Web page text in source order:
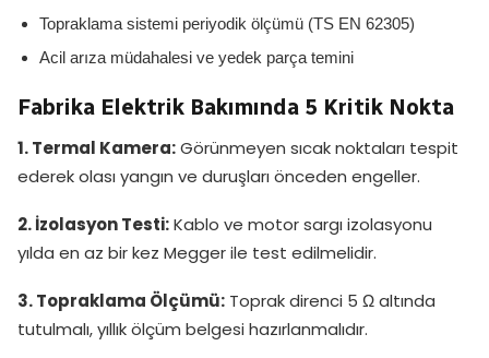
Topraklama sistemi periyodik ölçümü (TS EN 62305)
Acil arıza müdahalesi ve yedek parça temini
Fabrika Elektrik Bakımında 5 Kritik Nokta
1. Termal Kamera:Görünmeyen sıcak noktaları tespit
ederek olası yangın ve duruşları önceden engeller.
2. İzolasyon Testi:Kablo ve motor sargı izolasyonu
yılda en az bir kez Megger ile test edilmelidir.
3. Topraklama Ölçümü: Toprak direnci 5 Ω altında
tutulmalı, yıllık ölçüm belgesi hazırlanmalıdır.